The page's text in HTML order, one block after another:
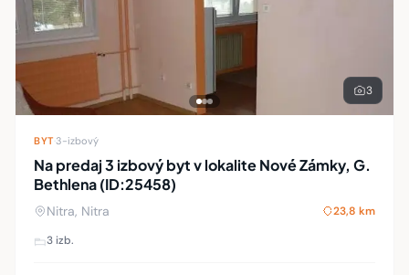
3
BYT·3-izbový
Na predaj 3 izbový byt v lokalite Nové Zámky, G.
Bethlena (ID:25458)
Nitra, Nitra 23,8 km
3 izb.